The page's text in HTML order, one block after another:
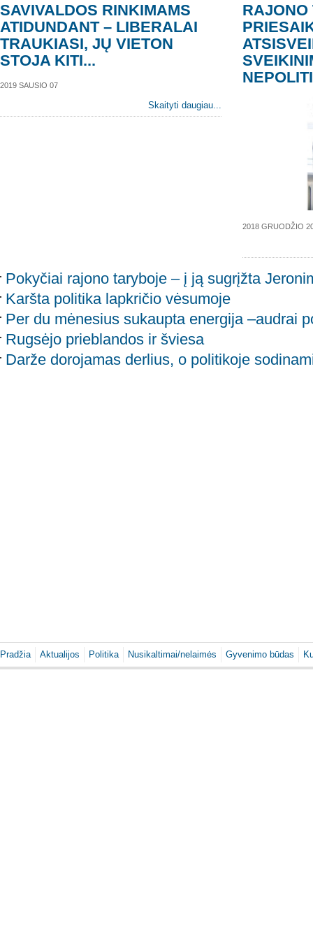
SAVIVALDOS RINKIMAMS
ATIDUNDANT – LIBERALAI
TRAUKIASI, JŲ VIETON
STOJA KITI...
2019 SAUSIO 07
Skaityti daugiau...
RAJONO
2018 GRUODŽIO
Pokyčiai rajono taryboje – į ją sugrįžta
Karšta politika lapkričio vėsumoje
Per du mėnesius sukaupta energija –audrai
Rugsėjo prieblandos ir šviesa
Darže dorojamas derlius, o politikoje
Pradžia Aktualijos Politika Nusikaltimai/nelaimės Gyvenimo būdas